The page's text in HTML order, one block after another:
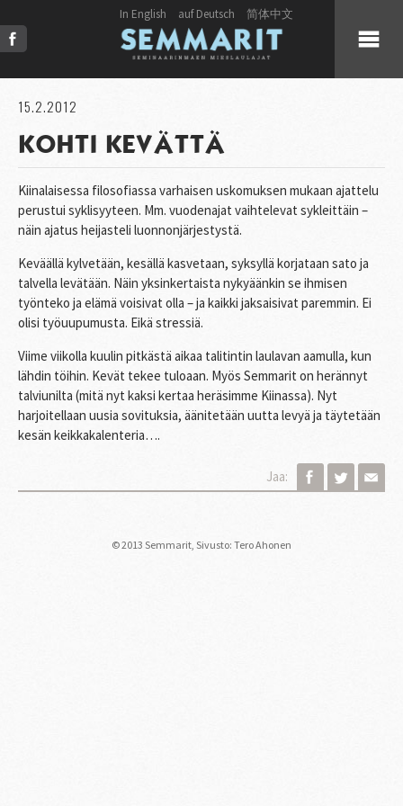
In English auf Deutsch 简体中文
KUORO
LIVE
PRESS
KUVAT & VIDEOT
YHTEYSTIEDOT
15.2.2012
KOHTI KEVÄTTÄ
Kiinalaisessa filosofiassa varhaisen uskomuksen mukaan ajattelu
perustui syklisyyteen. Mm. vuodenajat vaihtelevat sykleittäin –
näin ajatus heijasteli luonnonjärjestystä.
Keväällä kylvetään, kesällä kasvetaan, syksyllä korjataan sato ja
talvella levätään. Näin yksinkertaista nykyäänkin se ihmisen
työnteko ja elämä voisivat olla – ja kaikki jaksaisivat paremmin. Ei
olisi työuupumusta. Eikä stressiä.
Viime viikolla kuulin pitkästä aikaa talitintin laulavan aamulla, kun
lähdin töihin. Kevät tekee tuloaan. Myös Semmarit on herännyt
talviunilta (mitä nyt kaksi kertaa heräsimme Kiinassa). Nyt
harjoitellaan uusia sovituksia, äänitetään uutta levyä ja täytetään
kesän keikkakalenteria….
Jaa:
© 2013 Semmarit, Sivusto: Tero Ahonen